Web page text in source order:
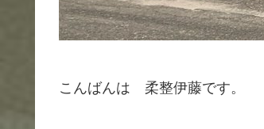
こんばんは 柔整伊藤です。